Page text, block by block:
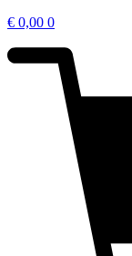
€ 0,00 0